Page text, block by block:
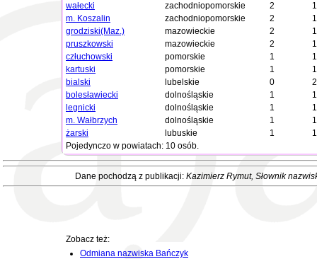
wałecki
zachodniopomorskie 2
1
m. Koszalin
zachodniopomorskie 2
1
grodziski(Maz.)
mazowieckie 2
1
pruszkowski
mazowieckie 2
1
człuchowski
pomorskie 1
1
kartuski
pomorskie 1
1
bialski
lubelskie 0
2
bolesławiecki
dolnośląskie 1
1
legnicki
dolnośląskie 1
1
m. Wałbrzych
dolnośląskie 1
1
żarski
lubuskie 1
1
Pojedynczo w powiatach: 10 osób.
Dane pochodzą z publikacji: Kazimierz Rymut, Słownik
Zobacz też:
Odmiana nazwiska Bańczyk